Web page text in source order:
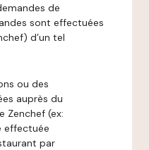
de
sont effectuées
d’un tel
ou des
auprès du
Zenchef (ex:
effectuée
par